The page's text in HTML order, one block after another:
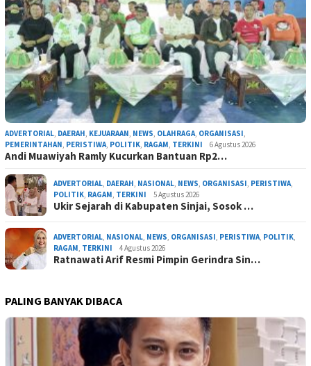
ADVERTORIAL, DAERAH, KEJUARAAN, NEWS, OLAHRAGA, ORGANISASI,
PEMERINTAHAN, PERISTIWA, POLITIK, RAGAM, TERKINI 6 Agustus 2026
Andi Muawiyah Ramly Kucurkan Bantuan Rp2…
ADVERTORIAL, DAERAH, NASIONAL, NEWS, ORGANISASI, PERISTIWA,
POLITIK, RAGAM, TERKINI 5 Agustus 2026
Ukir Sejarah di Kabupaten Sinjai, Sosok …
ADVERTORIAL, NASIONAL, NEWS, ORGANISASI, PERISTIWA, POLITIK,
RAGAM, TERKINI 4 Agustus 2026
Ratnawati Arif Resmi Pimpin Gerindra Sin…
PALING BANYAK DIBACA